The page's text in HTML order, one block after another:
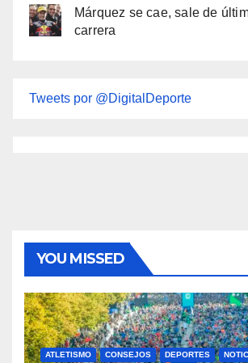
Márquez se cae, sale de
carrera
Tweets por @DigitalDeporte
YOU MISSED
ATLETISMO CONSEJOS DEPORTES